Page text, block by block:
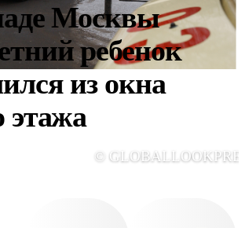
Москвы
ребенок
из окна
этажа
©